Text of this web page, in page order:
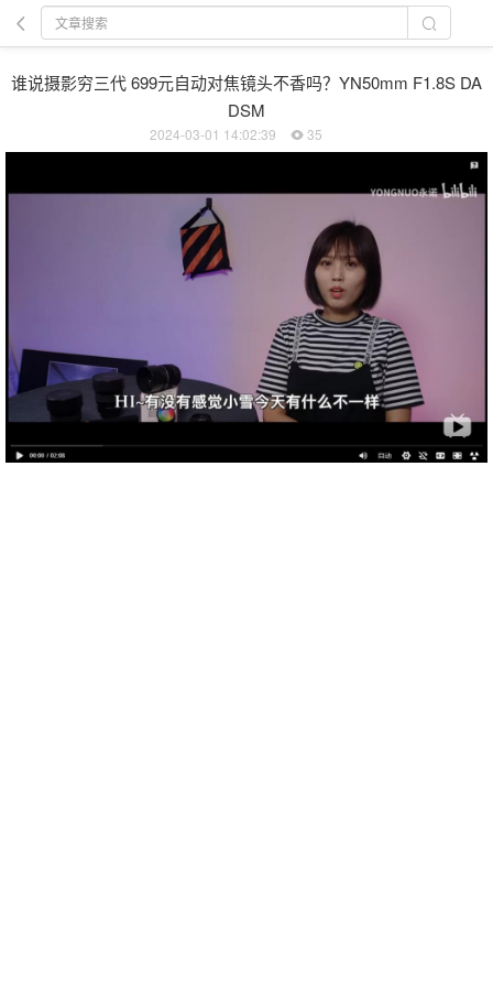
谁说摄影穷三代 699元自动对焦镜头不香吗？YN50mm F1.8S DA
DSM
2024-03-01 14:02:39 35